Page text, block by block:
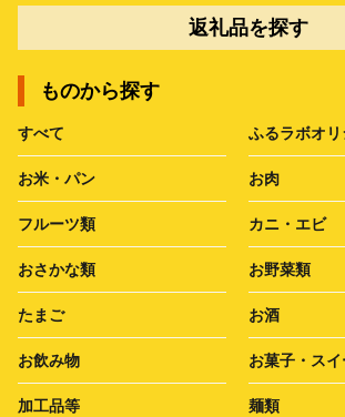
返礼品を探す
ものから探す
すべて ふるラボオ
お米・パン お肉
フルーツ類 カニ・エビ
おさかな類 お野菜類
たまご お酒
お飲み物 お菓子・スイ
加工品等 麺類